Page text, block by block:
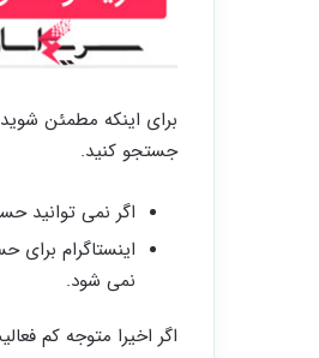
برای اینکه مطمئن
جستجو کنید.
اگر نمی توانید
اینستاگرام
نمی شود.
اگر اخیرا متوجه کم